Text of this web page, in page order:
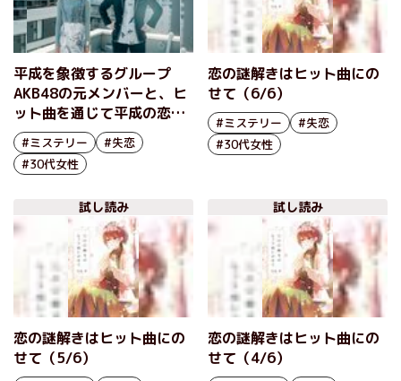
平成を象徴するグループ
AKB48の元メンバーと、ヒ
ット曲を通じて平成の恋の
思い出を振り返るミステリ
ー小説について語る 『恋
の謎解きはヒット曲にのせ
#ミステリー
#失恋
#30代女性
恋の謎解きはヒット曲にの
せて（6/6）
#ミステリー
#失恋
#30代女性
試し読み
恋の謎解きはヒット曲にの
せて（5/6）
試し読み
恋の謎解きはヒット曲にの
せて（4/6）